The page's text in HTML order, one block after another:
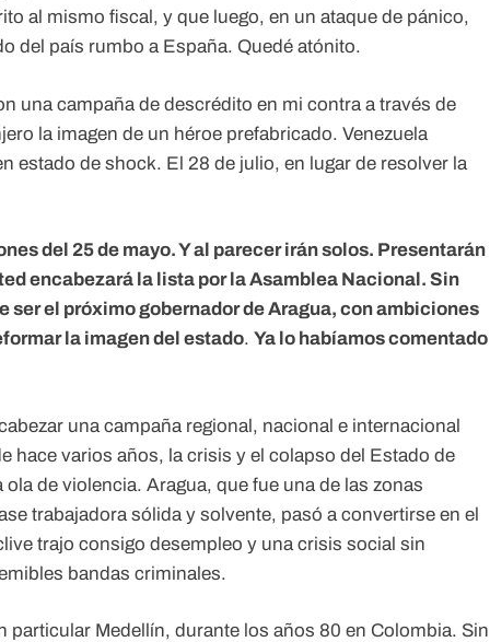
al mismo fiscal, y que luego, en un ataque de pánico,
del país rumbo a España. Quedé atónito.
una campaña de descrédito en mi contra a través de
la imagen de un héroe prefabricado. Venezuela
estado de shock. El 28 de julio, en lugar de resolver la
del 25 de mayo. Y al parecer irán solos. Presentarán
encabezará la lista por la Asamblea Nacional. Sin
ser el próximo gobernador de Aragua, con ambiciones
la imagen del estado. Ya lo habíamos comentado
una campaña regional, nacional e internacional
hace varios años, la crisis y el colapso del Estado de
de violencia. Aragua, que fue una de las zonas
trabajadora sólida y solvente, pasó a convertirse en el
trajo consigo desempleo y una crisis social sin
bandas criminales.
Medellín, durante los años 80 en Colombia. Sin